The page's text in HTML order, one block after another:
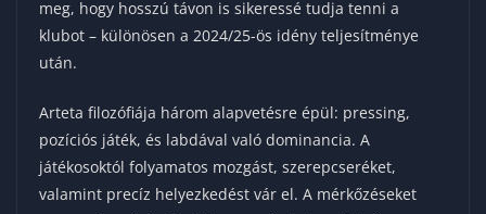
meg, hogy hosszú távon is sikeressé tudja tenni a
klubot – különösen a 2024/25-ös idény teljesítménye
után.
Arteta filozófiája három alapvetésre épül: pressing,
pozíciós játék, és labdával való dominancia. A
játékosoktól folyamatos mozgást, szerepcseréket,
valamint precíz helyezkedést vár el. A mérkőzéseket